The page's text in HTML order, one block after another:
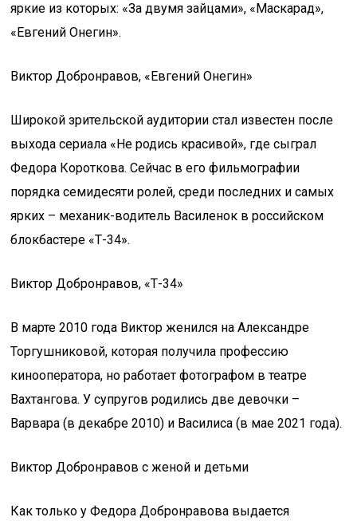
яркие из которых: «За двумя зайцами», «Маскарад»,
«Евгений Онегин».
Виктор Добронравов, «Евгений Онегин»
Широкой зрительской аудитории стал известен после
выхода сериала «Не родись красивой», где сыграл
Федора Короткова. Сейчас в его фильмографии
порядка семидесяти ролей, среди последних и самых
ярких – механик-водитель Василенок в российском
блокбастере «Т-34».
Виктор Добронравов, «Т-34»
В марте 2010 года Виктор женился на Александре
Торгушниковой, которая получила профессию
кинооператора, но работает фотографом в театре
Вахтангова. У супругов родились две девочки –
Варвара (в декабре 2010) и Василиса (в мае 2021 года).
Виктор Добронравов с женой и детьми
Как только у Федора Добронравова выдается